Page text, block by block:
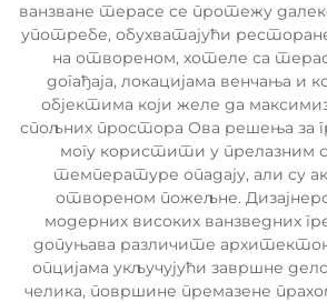
ванзване терасе се протежу
употребе, обухватајући
на отвореном, хотеле са
догађаја, локацијама венчања и
објектима који желе да
спољних простора Ова решења за
могу користити у прелазним
температуре опадају, али су
отвореном пожељне.
модерних високих ванзведних
допуњава различите
опцијама укључујући завршне
челика, површине премазене